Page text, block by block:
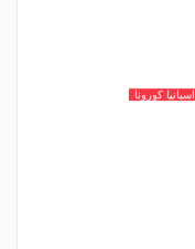
اسبانيا كورونا